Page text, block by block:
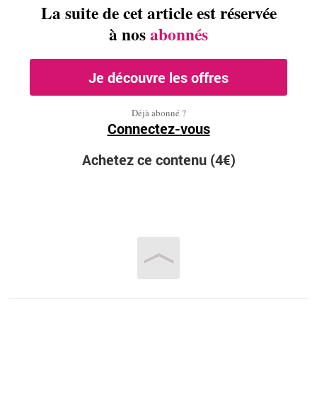
La suite de cet article est réservée
à nosabonnés
Je découvre les offres
Déjà abonné ?
Connectez-vous
Achetez ce contenu (4€)